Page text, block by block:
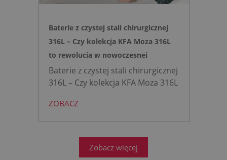
Baterie z czystej stali chirurgicznej
316L – Czy kolekcja KFA Moza 316L
to rewolucja w nowoczesnej
łazience?
Baterie z czystej stali chirurgicznej
316L – Czy kolekcja KFA Moza 316L
łazience?
projektowanie łazienek stanęło
ZOBACZ
Zobacz więcej